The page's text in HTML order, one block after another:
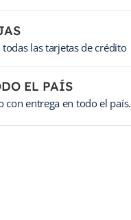
las tarjetas de crédito
EL PAÍS
con entrega en todo el país.